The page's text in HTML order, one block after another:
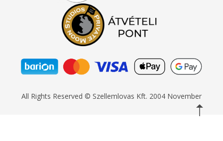
All Rights Reserved © Szellemlovas Kft. 2004 November